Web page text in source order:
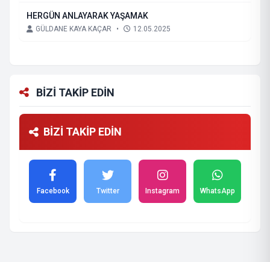
HERGÜN ANLAYARAK YAŞAMAK
GÜLDANE KAYA KAÇAR • 12.05.2025
BİZİ TAKİP EDİN
BİZİ TAKİP EDİN
Facebook Twitter Instagram WhatsApp